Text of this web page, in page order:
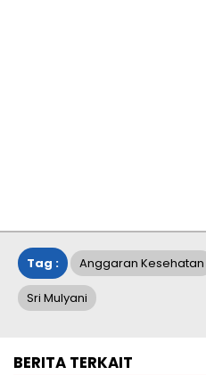
Tag : Anggaran Kesehatan
Sri Mulyani
BERITA TERKAIT